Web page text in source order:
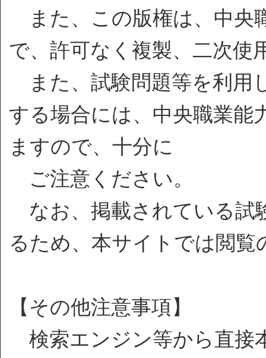
また、この版権は、中央
で、許可なく複製、二次使
また、試験問題等を利用
する場合には、中央職業能
ますので、十分に
ご注意ください。
なお、掲載されている試
るため、本サイトでは閲
【その他注意事項】
検索エンジン等から直接